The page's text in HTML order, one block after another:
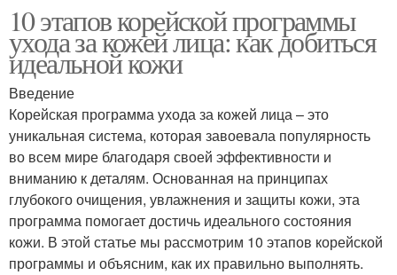
10 этапов корейской программы
ухода за кожей лица: как добиться
идеальной кожи
Введение
Корейская программа ухода за кожей лица – это
уникальная система, которая завоевала популярность
во всем мире благодаря своей эффективности и
вниманию к деталям. Основанная на принципах
глубокого очищения, увлажнения и защиты кожи, эта
программа помогает достичь идеального состояния
кожи. В этой статье мы рассмотрим 10 этапов корейской
программы и объясним, как их правильно выполнять.